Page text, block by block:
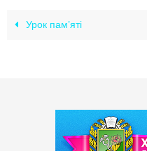
Урок пам’яті